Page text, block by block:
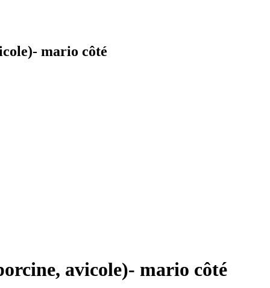
mario côté
avicole)- mario côté